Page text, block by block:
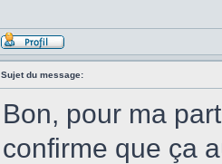
Sujet du message:
Bon, pour ma
confirme que ça